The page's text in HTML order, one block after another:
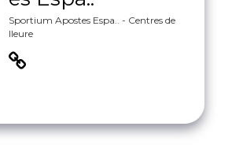
Sportium Apostes Espa.. - Centres de
lleure